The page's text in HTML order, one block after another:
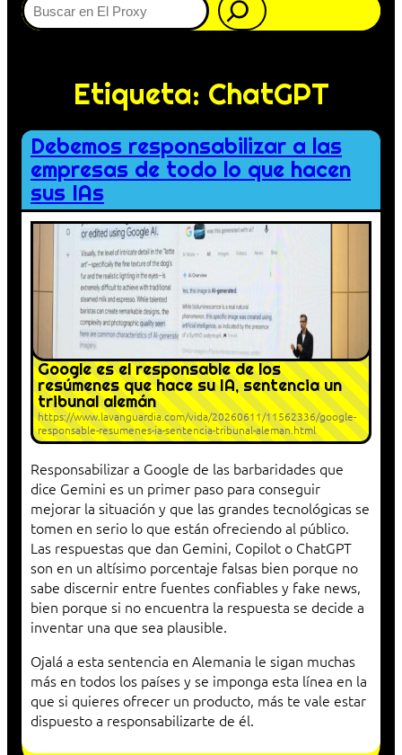
Etiqueta: ChatGPT
Debemos responsabilizar a las
empresas de todo lo que hacen
sus IAs
Google es el responsable de los
resúmenes que hace su IA, sentencia un
tribunal alemán
https://www.lavanguardia.com/vida/20260611/11562336/google-
responsable-resumenes-ia-sentencia-tribunal-aleman.html
Responsabilizar a Google de las barbaridades que
dice Gemini es un primer paso para conseguir
mejorar la situación y que las grandes tecnológicas se
tomen en serio lo que están ofreciendo al público.
Las respuestas que dan Gemini, Copilot o ChatGPT
son en un altísimo porcentaje falsas bien porque no
sabe discernir entre fuentes confiables y fake news,
bien porque si no encuentra la respuesta se decide a
inventar una que sea plausible.
Ojalá a esta sentencia en Alemania le sigan muchas
más en todos los países y se imponga esta línea en la
que si quieres ofrecer un producto, más te vale estar
dispuesto a responsabilizarte de él.